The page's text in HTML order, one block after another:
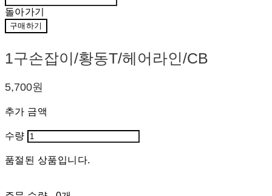
돌아가기
구매하기
1구손잡이/황동T/헤어라인/CB
5,700원
추가 금액
수량
품절된 상품입니다.